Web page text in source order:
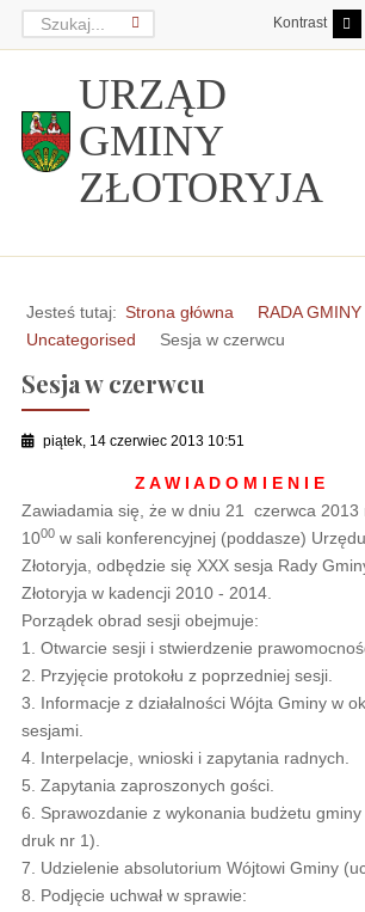
Kontrast
URZĄD
GMINY
ZŁOTORYJA
Jesteś tutaj: Strona główna
RADA GMINY
Uncategorised
Sesja w czerwcu
Sesja w czerwcu
piątek, 14 czerwiec 2013 10:51
Z A W I A D O M I E N I E
Zawiadamia się, że w dniu 21 czerwca 2013
1000w sali konferencyjnej (poddasze)
Złotoryja, odbędzie się XXX sesja Rady
Złotoryja w kadencji 2010 - 2014.
Porządek obrad sesji obejmuje:
1. Otwarcie sesji i stwierdzenie
2. Przyjęcie protokołu z poprzedniej sesji.
3. Informacje z działalności Wójta Gminy w
sesjami.
4. Interpelacje, wnioski i zapytania radnych.
5. Zapytania zaproszonych gości.
6. Sprawozdanie z wykonania budżetu gminy
druk nr 1).
7. Udzielenie absolutorium Wójtowi Gminy
8. Podjęcie uchwał w sprawie: